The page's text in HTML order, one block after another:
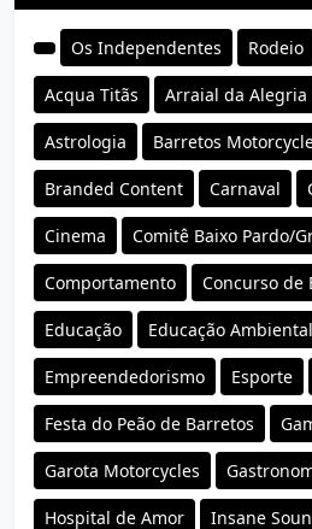
Os Independentes Rodeio
Acqua Titãs Arraial da Alegria
Astrologia Barretos
Branded Content Carnaval
Cinema Comitê Baixo Pardo/
Comportamento Concurso de
Educação Educação Ambiental
Empreendedorismo Esporte
Festa do Peão de Barretos
Garota Motorcycles
Hospital de Amor Insane